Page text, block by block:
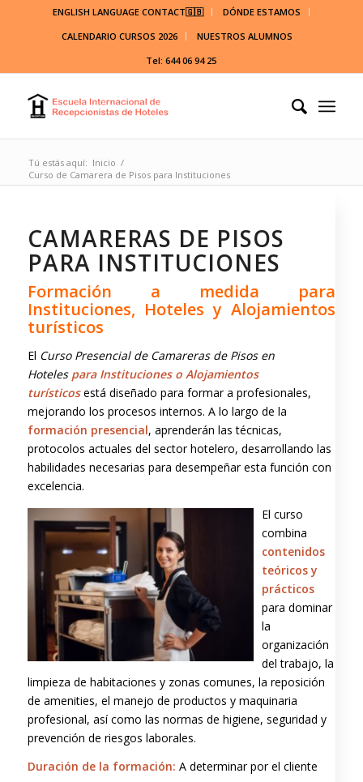
ENGLISH LANGUAGE CONTACT🇬🇧
DÓNDE ESTAMOS
CALENDARIO CURSOS 2026
NUESTROS ALUMNOS
Tel: 644 06 94 25
Tú estás aquí: Inicio /
Curso de Camarera de Pisos para Instituciones
CAMARERAS DE PISOS
PARA INSTITUCIONES
Formación a medida para
Instituciones, Hoteles y Alojamientos
turísticos
El Curso Presencial de Camareras de Pisos en
Hoteles para Instituciones o Alojamientos
turísticosestá diseñado para formar a profesionales,
mejorando los procesos internos. A lo largo de la
formación presencial, aprenderán las técnicas,
protocolos actuales del sector hotelero, desarrollando las
habilidades necesarias para desempeñar esta función con
excelencia.
El curso
combina
contenidos
teóricos y
prácticos
para dominar
la
organización
del trabajo, la
limpieza de habitaciones y zonas comunes, la reposición
de amenities, el manejo de productos y maquinaria
profesional, así como las normas de higiene, seguridad y
prevención de riesgos laborales.
Duración de la formación: A determinar por el cliente